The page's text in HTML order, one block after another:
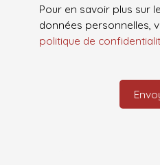
Pour en savoir plus sur
données personnelles,
politique de